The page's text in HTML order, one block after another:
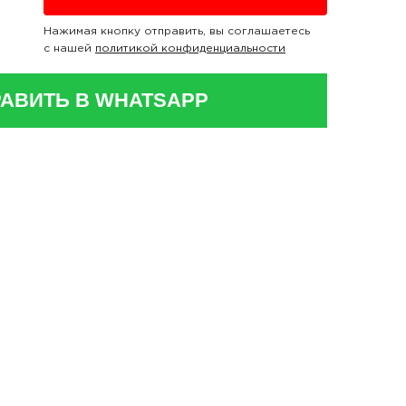
Нажимая кнопку отправить, вы соглашаетесь
с нашей политикой конфиденциальности
В WHATSAPP